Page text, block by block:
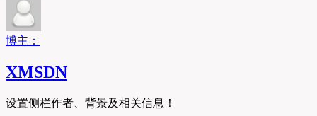
博主：
XMSDN
设置侧栏作者、背景及相关信息！